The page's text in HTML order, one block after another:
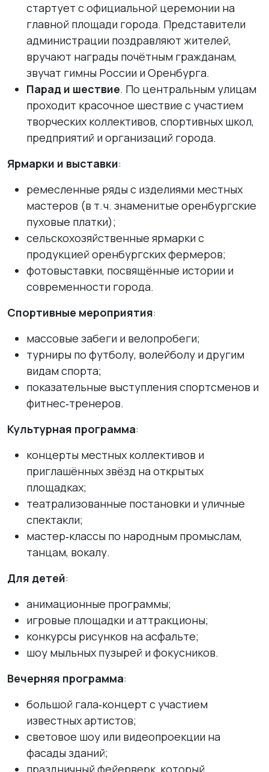
стартует с официальной церемонии на
главной площади города. Представители
администрации поздравляют жителей,
вручают награды почётным гражданам,
звучат гимны России и Оренбурга.
Парад и шествие. По центральным улицам
проходит красочное шествие с участием
творческих коллективов, спортивных школ,
предприятий и организаций города.
Ярмарки и выставки:
ремесленные ряды с изделиями местных
мастеров (в т. ч. знаменитые оренбургские
пуховые платки);
сельскохозяйственные ярмарки с
продукцией оренбургских фермеров;
фотовыставки, посвящённые истории и
современности города.
Спортивные мероприятия:
массовые забеги и велопробеги;
турниры по футболу, волейболу и другим
видам спорта;
показательные выступления спортсменов и
фитнес‑тренеров.
Культурная программа:
концерты местных коллективов и
приглашённых звёзд на открытых
площадках;
театрализованные постановки и уличные
спектакли;
мастер‑классы по народным промыслам,
танцам, вокалу.
Для детей:
анимационные программы;
игровые площадки и аттракционы;
конкурсы рисунков на асфальте;
шоу мыльных пузырей и фокусников.
Вечерняя программа:
большой гала‑концерт с участием
известных артистов;
световое шоу или видеопроекции на
фасады зданий;
праздничный фейерверк, который